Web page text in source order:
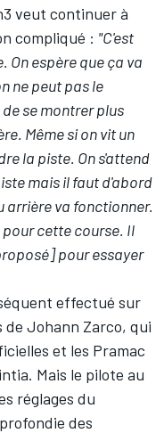
veut continuer à
compliqué : "C'est
On espère que ça va
ne peut pas le
se montrer plus
Même si on vit un
la piste. On s'attend
mais il faut d'abord
arrière va fonctionner.
cette course. Il
pour essayer
effectué sur
de Johann Zarco, qui
et les Pramac
Mais le pilote au
réglages du
des